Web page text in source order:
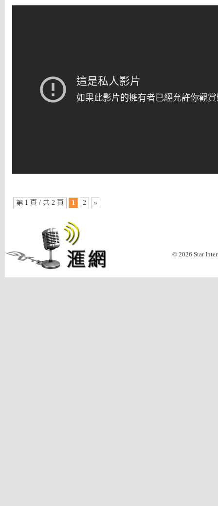
第 1 頁 / 共 2 頁 1 2 »
© 2026 Star